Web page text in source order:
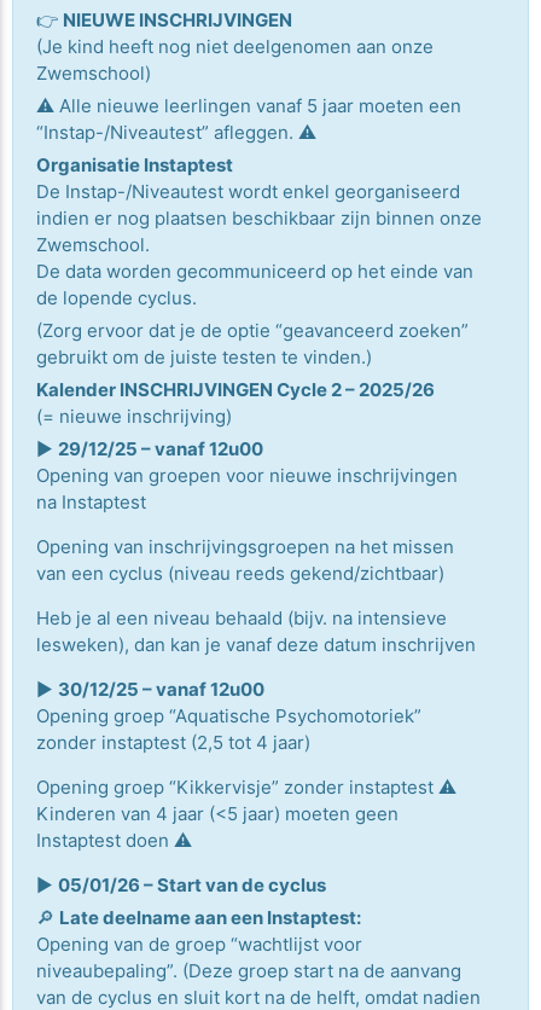
👉 NIEUWE INSCHRIJVINGEN
(Je kind heeft nog niet deelgenomen aan onze
Zwemschool)
⚠️ Alle nieuwe leerlingen vanaf 5 jaar moeten een
“Instap-/Niveautest” afleggen. ⚠️
Organisatie Instaptest
De Instap-/Niveautest wordt enkel georganiseerd
indien er nog plaatsen beschikbaar zijn binnen onze
Zwemschool.
De data worden gecommuniceerd op het einde van
de lopende cyclus.
(Zorg ervoor dat je de optie “geavanceerd zoeken”
gebruikt om de juiste testen te vinden.)
Kalender INSCHRIJVINGEN Cycle 2 – 2025/26
(= nieuwe inschrijving)
▶️ 29/12/25 – vanaf 12u00
Opening van groepen voor nieuwe inschrijvingen
na Instaptest
Opening van inschrijvingsgroepen na het missen
van een cyclus (niveau reeds gekend/zichtbaar)
Heb je al een niveau behaald (bijv. na intensieve
lesweken), dan kan je vanaf deze datum inschrijven
▶️ 30/12/25 – vanaf 12u00
Opening groep “Aquatische Psychomotoriek”
zonder instaptest (2,5 tot 4 jaar)
Opening groep “Kikkervisje” zonder instaptest ⚠️
Kinderen van 4 jaar (<5 jaar) moeten geen
Instaptest doen ⚠️
▶️ 05/01/26 – Start van de cyclus
🔎 Late deelname aan een Instaptest:
Opening van de groep “wachtlijst voor
niveaubepaling”. (Deze groep start na de aanvang
van de cyclus en sluit kort na de helft, omdat nadien